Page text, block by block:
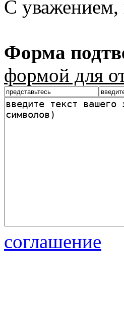
С
Форма
формой для
соглашение